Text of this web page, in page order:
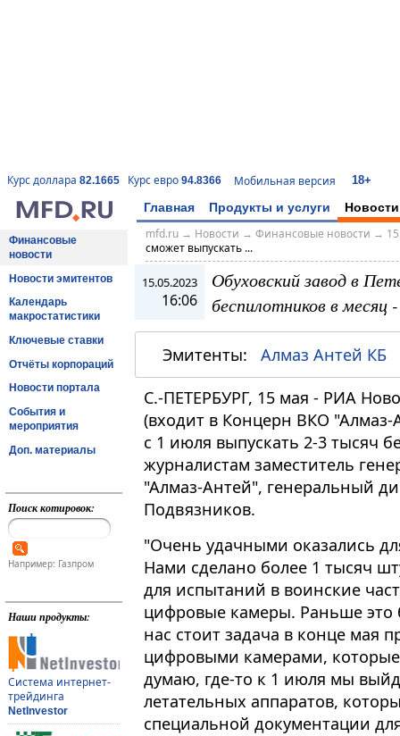
Курс доллара 82.1665 Курс евро 94.8366 Мобильная версия 18+
Главная Продукты и услуги Новости
Финансовые
новости
Новости эмитентов
Календарь
макростатистики
Ключевые ставки
Отчёты корпораций
Новости портала
События и
мероприятия
Доп. материалы
Поиск котировок:
Например: Газпром
Наши продукты:
Система интернет-
трейдинга
NetInvestor
mfd.ru→ Новости → Финансовые новости →
сможет выпускать ...
15.05.2023
16:06
Обуховский завод в
беспилотников в месяц
Эмитенты: Алмаз Антей КБ
С.-ПЕТЕРБУРГ, 15 мая - РИА
(входит в Концерн ВКО "Алмаз-
с 1 июля выпускать 2-3 тысяч
журналистам заместитель
"Алмаз-Антей", генеральный
Подвязников​​​.
"Очень удачными оказались
Нами сделано более 1 тысяч
для испытаний в воинские
цифровые камеры. Раньше это
нас стоит задача в конце мая
цифровыми камерами, которые
думаю, где-то к 1 июля мы
летательных аппаратов,
специальной документации